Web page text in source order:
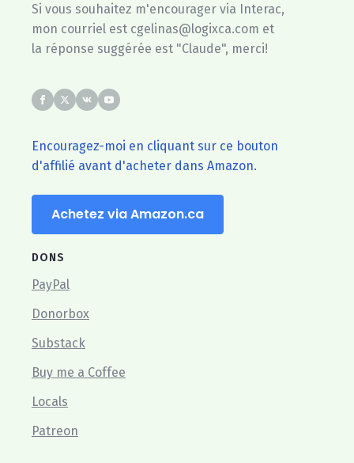
Si vous souhaitez m'encourager via Interac,
mon courriel est cgelinas@logixca.com et
la réponse suggérée est "Claude", merci!
Encouragez-moi en cliquant sur ce bouton
d'affilié avant d'acheter dans Amazon.
Achetez via Amazon.ca
DONS
PayPal
Donorbox
Substack
Buy me a Coffee
Locals
Patreon